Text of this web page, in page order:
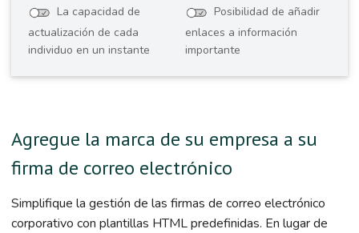
La capacidad de
actualización de cada
individuo en un instante
Posibilidad de añadir
enlaces a información
importante
Agregue la marca de su empresa a su
firma de correo electrónico
Simplifique la gestión de las firmas de correo electrónico
corporativo con plantillas HTML predefinidas. En lugar de